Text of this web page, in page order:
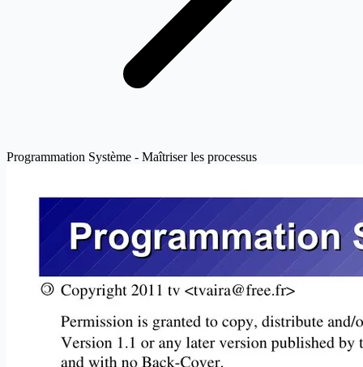
Programmation Système - Maîtriser les processus